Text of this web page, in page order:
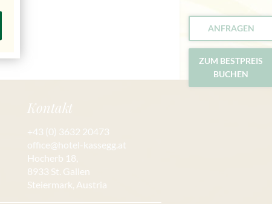
Kontakt
+43 (0) 3632 20473
office@hotel-kassegg.at
Hocherb 18,
8933 St. Gallen
Steiermark, Austria
ANFRAGEN
ZUM BESTPREIS
BUCHEN